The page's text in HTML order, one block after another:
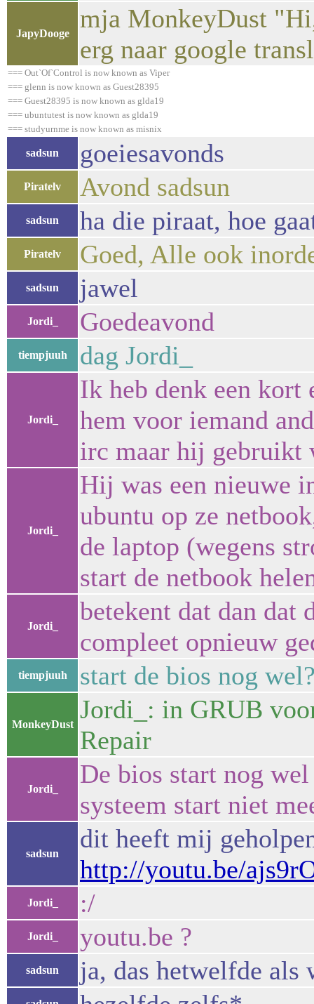
JapyDooge
mja MonkeyDust
erg naar google
=== Out`Of`Control is now known as Viper
=== glenn is now known as Guest28395
=== Guest28395 is now known as glda19
=== ubuntutest is now known as glda19
=== studyurnme is now known as misnix
sadsun goeiesavonds
Piratelv Avond sadsun
sadsun ha die piraat, hoe
Piratelv Goed, Alle ook
sadsun jawel
Jordi_ Goedeavond
tiempjuuh dag Jordi_
Jordi_
Ik heb denk een kort
hem voor iemand
irc maar hij gebruikt
Jordi_
Hij was een nieuwe
ubuntu op ze
de laptop (wegens
start de netbook
Jordi_
betekent dat dan dat
compleet opnieuw
tiempjuuh start de bios nog
MonkeyDust
Jordi_: in GRUB
Repair
Jordi_
De bios start nog
systeem start niet
sadsun
dit heeft mij
http://youtu.be/
Jordi_ :/
Jordi_ youtu.be ?
sadsun ja, das hetwelfde als